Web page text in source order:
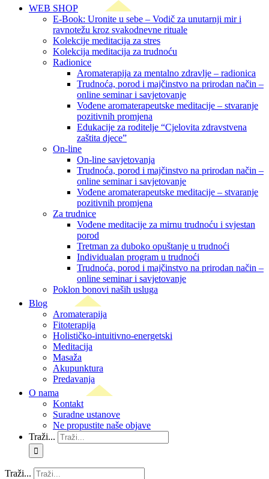
WEB SHOP
E-Book: Uronite u sebe – Vodič za unutarnji mir i
ravnotežu kroz svakodnevne rituale
Kolekcije meditacija za stres
Kolekcija meditacija za trudnoću
Radionice
Aromaterapija za mentalno zdravlje – radionica
Trudnoća, porod i majčinstvo na prirodan način –
online seminar i savjetovanje
Vođene aromaterapeutske meditacije – stvaranje
pozitivnih promjena
Edukacije za roditelje “Cjelovita zdravstvena
zaštita djece”
On-line
On-line savjetovanja
Trudnoća, porod i majčinstvo na prirodan način –
online seminar i savjetovanje
Vođene aromaterapeutske meditacije – stvaranje
pozitivnih promjena
Za trudnice
Vođene meditacije za mirnu trudnoću i svjestan
porod
Tretman za duboko opuštanje u trudnoći
Individualan program u trudnoći
Trudnoća, porod i majčinstvo na prirodan način –
online seminar i savjetovanje
Poklon bonovi naših usluga
Blog
Aromaterapija
Fitoterapija
Holističko-intuitivno-energetski
Meditacija
Masaža
Akupunktura
Predavanja
O nama
Kontakt
Suradne ustanove
Ne propustite naše objave
Traži...
Traži...